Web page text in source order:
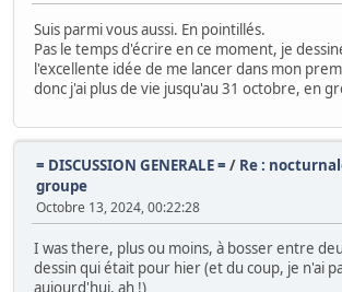
Suis parmi vous aussi. En pointillés.
Pas le temps d'écrire en ce moment, je
l'excellente idée de me lancer dans mon
donc j'ai plus de vie jusqu'au 31 octobre, en
= DISCUSSION GENERALE = / Re :
groupe
Octobre 13, 2024, 00:22:28
I was there, plus ou moins, à bosser entre
dessin qui était pour hier (et du coup, je n'ai
aujourd'hui, ah !)